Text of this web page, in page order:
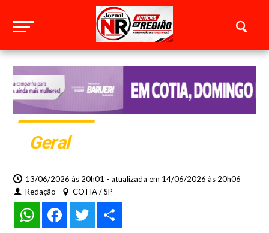
Geral
13/06/2026 às 20h01 - atualizada em 14/06/2026 às 20h06
Redação
COTIA / SP
WhatsAppFacebookTwitter